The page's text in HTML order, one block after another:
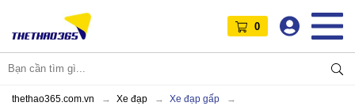
0
thethao365.com.vn Xe đạp Xe đạp gấp